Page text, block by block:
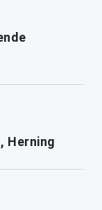
Herning